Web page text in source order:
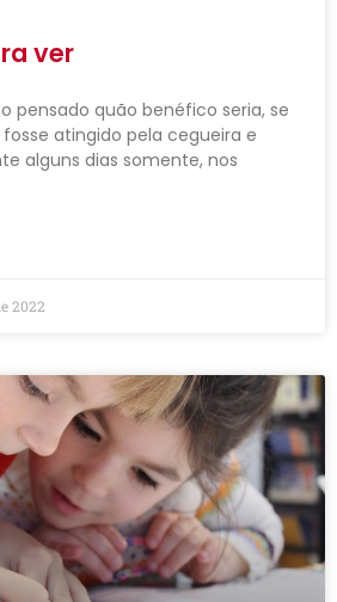
ver
pensado quão benéfico seria, se
atingido pela cegueira e
alguns dias somente, nos
2022